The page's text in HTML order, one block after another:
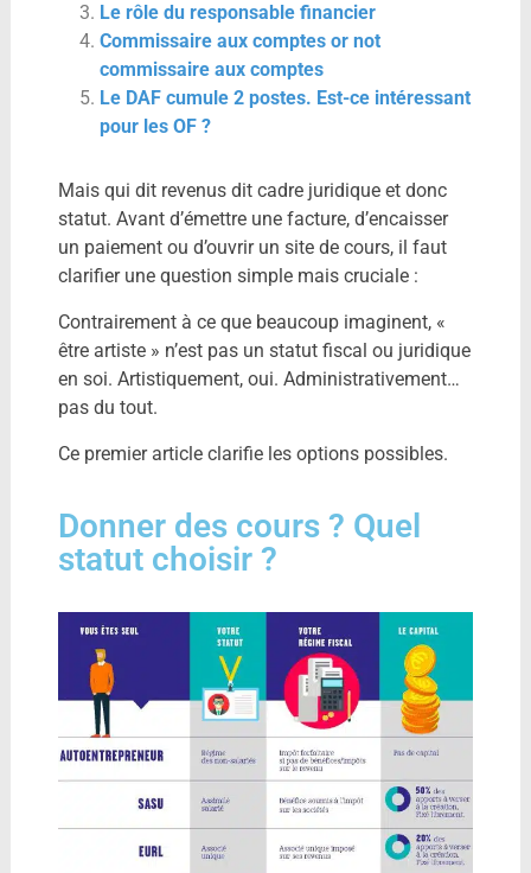
Le rôle du responsable financier
Commissaire aux comptes or not
commissaire aux comptes
Le DAF cumule 2 postes. Est-ce intéressant
pour les OF ?
Mais qui dit revenus dit cadre juridique et donc
statut. Avant d’émettre une facture, d’encaisser
un paiement ou d’ouvrir un site de cours, il faut
clarifier une question simple mais cruciale :
Contrairement à ce que beaucoup imaginent, «
être artiste » n’est pas un statut fiscal ou juridique
en soi. Artistiquement, oui. Administrativement…
pas du tout.
Ce premier article clarifie les options possibles.
Donner des cours ? Quel
statut choisir ?